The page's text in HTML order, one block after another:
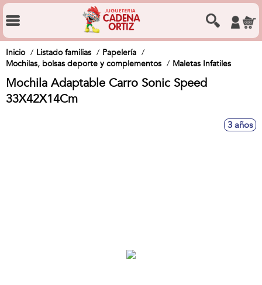
Inicio Listado familias
Papelería
Mochilas, bolsas deporte y complementos
Maletas Infatiles
Mochila Adaptable Carro Sonic Speed
33X42X14Cm
3 años